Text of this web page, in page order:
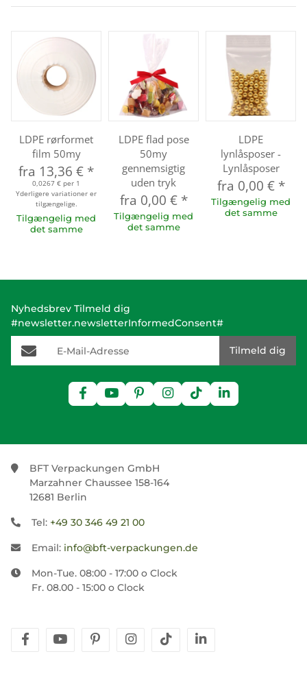
LDPE rørformet
film 50my
fra 13,36 € *
0,0267 € per 1
Yderligere variationer er
tilgængelige.
Tilgængelig med
det samme
LDPE flad pose
50my
gennemsigtig
uden tryk
fra 0,00 € *
Tilgængelig med
det samme
LDPE
lynlåsposer -
Lynlåsposer
fra 0,00 € *
Tilgængelig med
det samme
Nyhedsbrev Tilmeld dig
#newsletter.newsletterInformedConsent#
E-Mail-Adresse
Tilmeld dig
BFT Verpackungen GmbH
Marzahner Chaussee 158-164
12681 Berlin
Tel: +49 30 346 49 21 00
Email: info@bft-verpackungen.de
Mon-Tue. 08:00 - 17:00 o Clock
Fr. 08.00 - 15:00 o Clock
facebookyoutubepinterestinstagram
tiktok